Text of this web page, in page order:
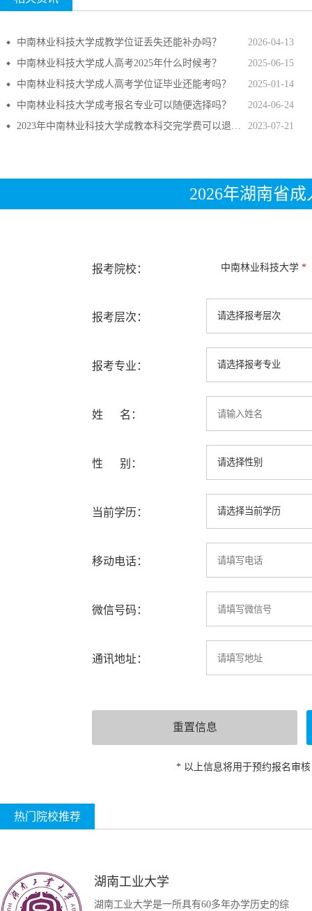
2026-04-13
中南林业科技大学成教学位证丢失还能补办吗？
2025-06-15
中南林业科技大学成人高考2025年什么时候考？
2025-01-14
中南林业科技大学成人高考学位证毕业还能考吗？
2024-06-24
中南林业科技大学成考报名专业可以随便选择吗？
2023-07-21
2023年中南林业科技大学成教本科交完学费可以退吗？
2026年湖南省
报考院校： 中南林业科技大学 *
报考层次：
报考专业：
姓 名：
性 别：
当前学历：
移动电话：
微信号码：
通讯地址：
* 以上信息将用于预约报名审
热门院校推荐
湖南工业大学
湖南工业大学是一所具有60多年办学历史的综